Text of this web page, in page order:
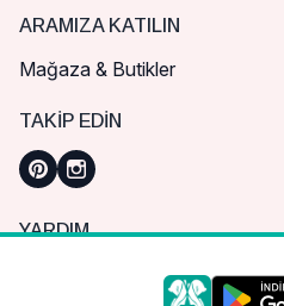
ARAMIZA KATILIN
Mağaza & Butikler
TAKIP EDIN
YARDIM
Sık Sorulan Sorular